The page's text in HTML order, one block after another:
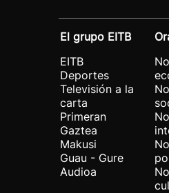
El grupo EITB
EITB
Deportes
Televisión a la
carta
Primeran
Gaztea
Makusi
Guau - Gure
Audioa